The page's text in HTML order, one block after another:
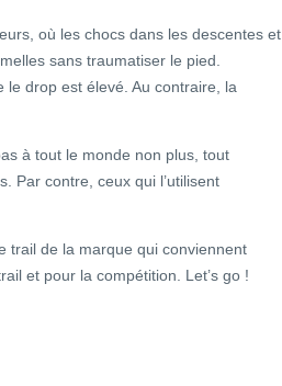
où les chocs dans les descentes et
sans traumatiser le pied.
le drop est élevé. Au contraire, la
à tout le monde non plus, tout
Par contre, ceux qui l’utilisent
trail de la marque qui conviennent
et pour la compétition. Let’s go !